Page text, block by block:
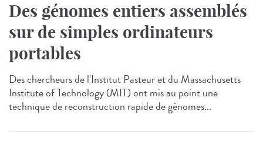
Des génomes entiers assemblés
sur de simples ordinateurs
portables
Des chercheurs de l'Institut Pasteur et du Massachusetts
Institute of Technology (MIT) ont mis au point une
technique de reconstruction rapide de génomes...